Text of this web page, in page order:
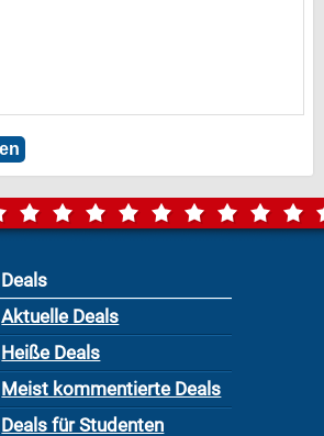
Deals
Aktuelle Deals
Heiße Deals
Meist kommentierte Deals
Deals für Studenten